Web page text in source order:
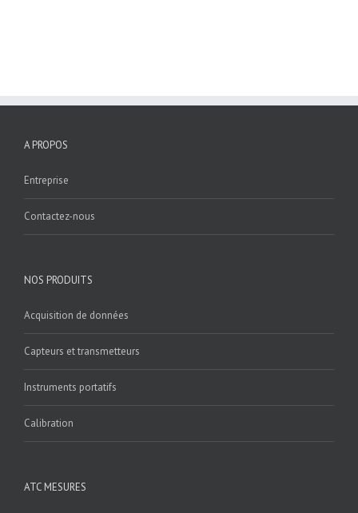
A PROPOS
Entreprise
Contactez-nous
NOS PRODUITS
Acquisition de données
Capteurs et transmetteurs
Instruments portatifs
Calibration
ATC MESURES